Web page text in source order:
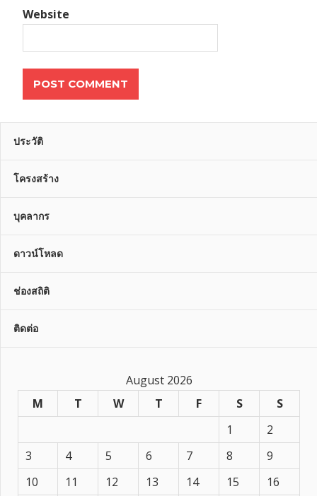
Website
ประวัติ
โครงสร้าง
บุคลากร
ดาวน์โหลด
ช่องสถิติ
ติดต่อ
August 2026
M
T W T F S S
1
2
3
4 5 6 7 8
9
10
11 12 13 14 15
16